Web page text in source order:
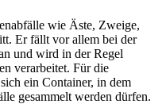
wie Äste, Zweige,
Er fällt vor allem bei der
und wird in der Regel
verarbeitet. Für die
ein Container, in dem
gesammelt werden dürfen.